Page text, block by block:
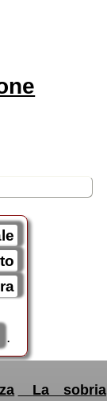
.
La sobria